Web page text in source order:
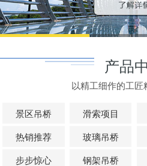
1 2
产品
以精工细作的工匠
景区吊桥 滑索项目
热销推荐
玻璃吊桥
步步惊心
钢架吊桥